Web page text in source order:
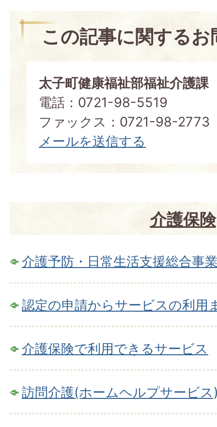
この記事に関する
太子町健康福祉部福祉介護課
電話：0721-98-5519
ファックス：0721-98-2773
メールを送信する
介護保険
介護予防・日常生活支援総合事
認定の申請からサービスの利用
介護保険で利用できるサービス
訪問介護(ホームヘルプサービス